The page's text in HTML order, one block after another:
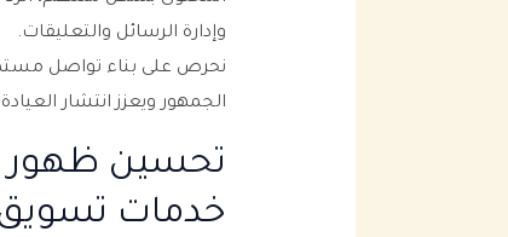
وإدارة الرسائل والتعليقات.
نحرص على بناء تواصل
الجمهور ويعزز انتشار
تحسين ظهور
خدمات تسويق